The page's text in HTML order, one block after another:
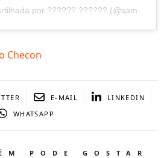
Checon
E-MAIL
LINKEDIN
WHATSAPP
PODE GOSTAR